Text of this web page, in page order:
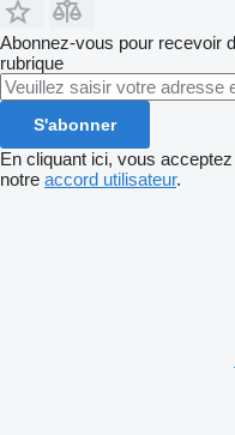
Abonnez-vous pour recevoir
rubrique
S'abonner
En cliquant ici, vous
notre accord utilisateur.